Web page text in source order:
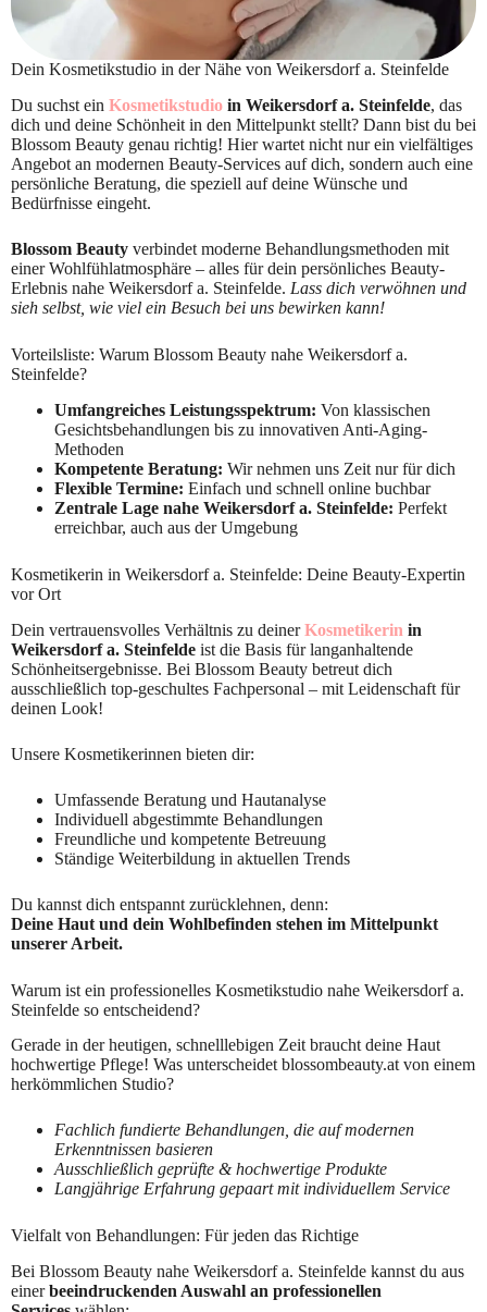
Dein Kosmetikstudio in der Nähe von Weikersdorf a. Steinfelde
Du suchst ein Kosmetikstudio in Weikersdorf a. Steinfelde, das
dich und deine Schönheit in den Mittelpunkt stellt? Dann bist du bei
Blossom Beauty genau richtig! Hier wartet nicht nur ein vielfältiges
Angebot an modernen Beauty-Services auf dich, sondern auch eine
persönliche Beratung, die speziell auf deine Wünsche und
Bedürfnisse eingeht.
Blossom Beauty verbindet moderne Behandlungsmethoden mit
einer Wohlfühlatmosphäre – alles für dein persönliches Beauty-
Erlebnis nahe Weikersdorf a. Steinfelde. Lass dich verwöhnen und
sieh selbst, wie viel ein Besuch bei uns bewirken kann!
Vorteilsliste: Warum Blossom Beauty nahe Weikersdorf a.
Steinfelde?
Umfangreiches Leistungsspektrum: Von klassischen
Gesichtsbehandlungen bis zu innovativen Anti-Aging-
Methoden
Kompetente Beratung: Wir nehmen uns Zeit nur für dich
Flexible Termine: Einfach und schnell online buchbar
Zentrale Lage nahe Weikersdorf a. Steinfelde: Perfekt
erreichbar, auch aus der Umgebung
Kosmetikerin in Weikersdorf a. Steinfelde: Deine Beauty-Expertin
vor Ort
Dein vertrauensvolles Verhältnis zu deinerKosmetikerin in
Weikersdorf a. Steinfelde ist die Basis für langanhaltende
Schönheitsergebnisse. Bei Blossom Beauty betreut dich
ausschließlich top-geschultes Fachpersonal – mit Leidenschaft für
deinen Look!
Unsere Kosmetikerinnen bieten dir:
Umfassende Beratung und Hautanalyse
Individuell abgestimmte Behandlungen
Freundliche und kompetente Betreuung
Ständige Weiterbildung in aktuellen Trends
Du kannst dich entspannt zurücklehnen, denn:
Deine Haut und dein Wohlbefinden stehen im Mittelpunkt
unserer Arbeit.
Warum ist ein professionelles Kosmetikstudio nahe Weikersdorf a.
Steinfelde so entscheidend?
Gerade in der heutigen, schnelllebigen Zeit braucht deine Haut
hochwertige Pflege! Was unterscheidet blossombeauty.at von einem
herkömmlichen Studio?
Fachlich fundierte Behandlungen, die auf modernen
Erkenntnissen basieren
Ausschließlich geprüfte & hochwertige Produkte
Langjährige Erfahrung gepaart mit individuellem Service
Vielfalt von Behandlungen: Für jeden das Richtige
Bei Blossom Beauty nahe Weikersdorf a. Steinfelde kannst du aus
einerbeeindruckenden Auswahl an professionellen